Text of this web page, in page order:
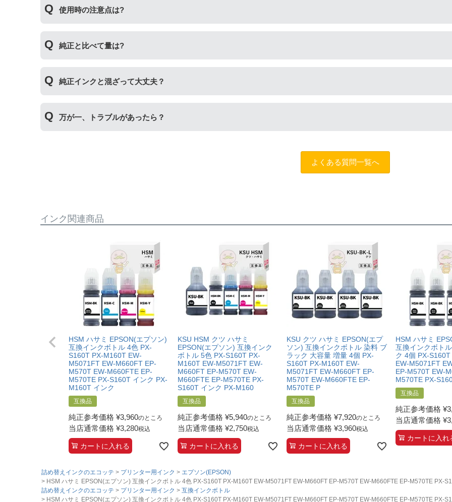
ステップです。
使用時の注意点は?
違いによる修理についてはお客様取り扱い原因のため、当店の保証対象外となります。
純正と比べて量は?
【オハジキ】
互換品：各色70ml
純正品：各色65ml
純正品：ブラック127ml/カラー各70ml
互換品：各色70ml
純正品：各色70ml
【ヤドカリ・ハリネズミ】
互換品：ブラック140ml/カラー各70ml
純正品：ブラック140ml/カラー各70ml
【クツ・ハサミ】
互換品：ブラック140ml/カラー各70ml
純正品：ブラック140ml/カラー各70ml
【マスカラ・ハーモニカ】
互換品：ブラック140ml/カラー各70ml
純正品：ブラック140ml/カラー各70ml
純正インクと混ざって大丈夫？
万が一、トラブルがあったら？
についても保証の適用が可能です。保証適用には条件がございますので、詳細についてはページをご確認ください。
よくある質問一覧へ
インク関連商品
HSM ハサミ EPSON(エプソン)
互換インクボトル 4色 PX-
S160T PX-M160T EW-
M5071FT EW-M660FT EP-
M570T EW-M660FTE EP-
M570TE PX-S160T インク PX-
M160T インク
互換品
純正参考価格 ¥3,960のところ
当店通常価格 ¥3,280税込
カートに入れる
KSU HSM クツ ハサミ
EPSON(エプソン) 互換インク
ボトル 5色 PX-S160T PX-
M160T EW-M5071FT EW-
M660FT EP-M570T EW-
M660FTE EP-M570TE PX-
S160T インク PX-M160
互換品
純正参考価格 ¥5,940のところ
当店通常価格 ¥2,750税込
カートに入れる
KSU クツ ハサミ EPSON(エプ
ソン) 互換インクボトル 染料 ブ
ラック 大容量 増量 4個 PX-
S160T PX-M160T EW-
M5071FT EW-M660FT EP-
M570T EW-M660FTE EP-
M570TE P
互換品
純正参考価格 ¥7,920のところ
当店通常価格 ¥3,960税込
カートに入れる
HSM ハサミ
互換インクボト
ク 4個 PX-
EW-M5071FT
EP-M570T EW-
M570TE PX-
互換品
純正参考価格 ¥
当店通常価格 ¥
カートに入れ
詰め替えインクのエコッテ プリンター用インク
エプソン(EPSON)
HSM ハサミ EPSON(エプソン) 互換インクボトル 4色 PX-S160T PX-M160T EW-M5071FT EW-M660FT EP-M570T EW-M660FTE EP-M570TE PX-
詰め替えインクのエコッテ
プリンター用インク
互換インクボトル
HSM ハサミ EPSON(エプソン) 互換インクボトル 4色 PX-S160T PX-M160T EW-M5071FT EW-M660FT EP-M570T EW-M660FTE EP-M570TE PX-